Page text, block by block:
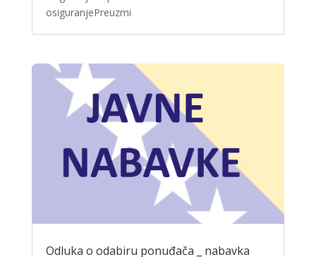
osiguranjePreuzmi
Odluka o odabiru ponuđača _ nabavka